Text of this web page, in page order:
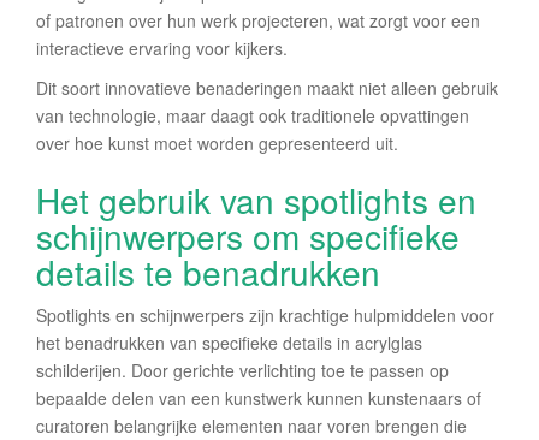
of patronen over hun werk projecteren, wat zorgt voor een
interactieve ervaring voor kijkers.
Dit soort innovatieve benaderingen maakt niet alleen gebruik
van technologie, maar daagt ook traditionele opvattingen
over hoe kunst moet worden gepresenteerd uit.
Het gebruik van spotlights en
schijnwerpers om specifieke
details te benadrukken
Spotlights en schijnwerpers zijn krachtige hulpmiddelen voor
het benadrukken van specifieke details in acrylglas
schilderijen. Door gerichte verlichting toe te passen op
bepaalde delen van een kunstwerk kunnen kunstenaars of
curatoren belangrijke elementen naar voren brengen die